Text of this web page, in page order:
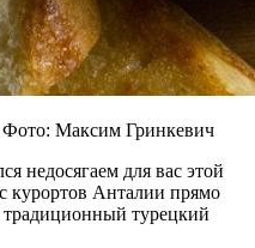
Максим Гринкевич
недосягаем для вас этой
курортов Анталии прямо
турецкий